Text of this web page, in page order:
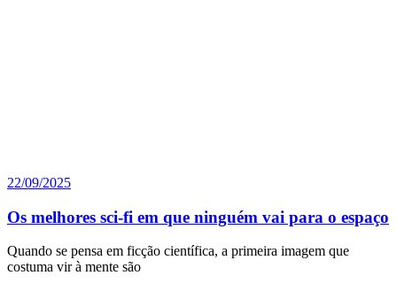
22/09/2025
Os melhores sci-fi em que ninguém vai para o espaço
Quando se pensa em ficção científica, a primeira imagem que
costuma vir à mente são